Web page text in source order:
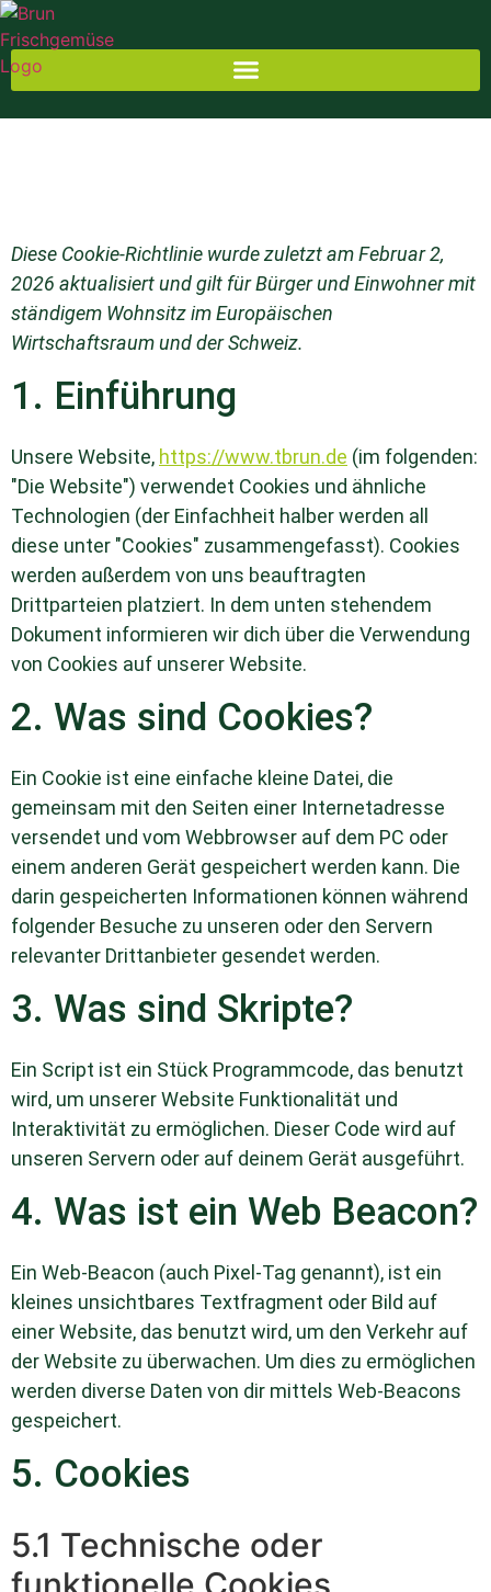
Diese Cookie-Richtlinie wurde zuletzt am Februar 2,
2026 aktualisiert und gilt für Bürger und Einwohner mit
ständigem Wohnsitz im Europäischen
Wirtschaftsraum und der Schweiz.
1. Einführung
Unsere Website, https://www.tbrun.de (im folgenden:
"Die Website") verwendet Cookies und ähnliche
Technologien (der Einfachheit halber werden all
diese unter "Cookies" zusammengefasst). Cookies
werden außerdem von uns beauftragten
Drittparteien platziert. In dem unten stehendem
Dokument informieren wir dich über die Verwendung
von Cookies auf unserer Website.
2. Was sind Cookies?
Ein Cookie ist eine einfache kleine Datei, die
gemeinsam mit den Seiten einer Internetadresse
versendet und vom Webbrowser auf dem PC oder
einem anderen Gerät gespeichert werden kann. Die
darin gespeicherten Informationen können während
folgender Besuche zu unseren oder den Servern
relevanter Drittanbieter gesendet werden.
3. Was sind Skripte?
Ein Script ist ein Stück Programmcode, das benutzt
wird, um unserer Website Funktionalität und
Interaktivität zu ermöglichen. Dieser Code wird auf
unseren Servern oder auf deinem Gerät ausgeführt.
4. Was ist ein Web Beacon?
Ein Web-Beacon (auch Pixel-Tag genannt), ist ein
kleines unsichtbares Textfragment oder Bild auf
einer Website, das benutzt wird, um den Verkehr auf
der Website zu überwachen. Um dies zu ermöglichen
werden diverse Daten von dir mittels Web-Beacons
gespeichert.
5. Cookies
5.1 Technische oder
funktionelle Cookies